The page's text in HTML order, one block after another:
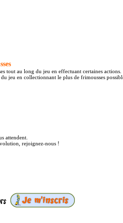
tout au long du jeu en effectuant certaines actions.
du jeu en collectionnant le plus de frimousses
attendent.
rejoignez-nous !